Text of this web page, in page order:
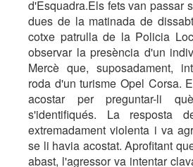
d'Esquadra.Els fets van passar
dues de la matinada de
cotxe patrulla de la Policia
observar la presència d'un
Mercè que, suposadament,
roda d'un turisme Opel Corsa.
acostar per preguntar-li
s'identifiqués. La resposta
extremadament violenta i va
se li havia acostat. Aprofitant
abast, l'agressor va intentar